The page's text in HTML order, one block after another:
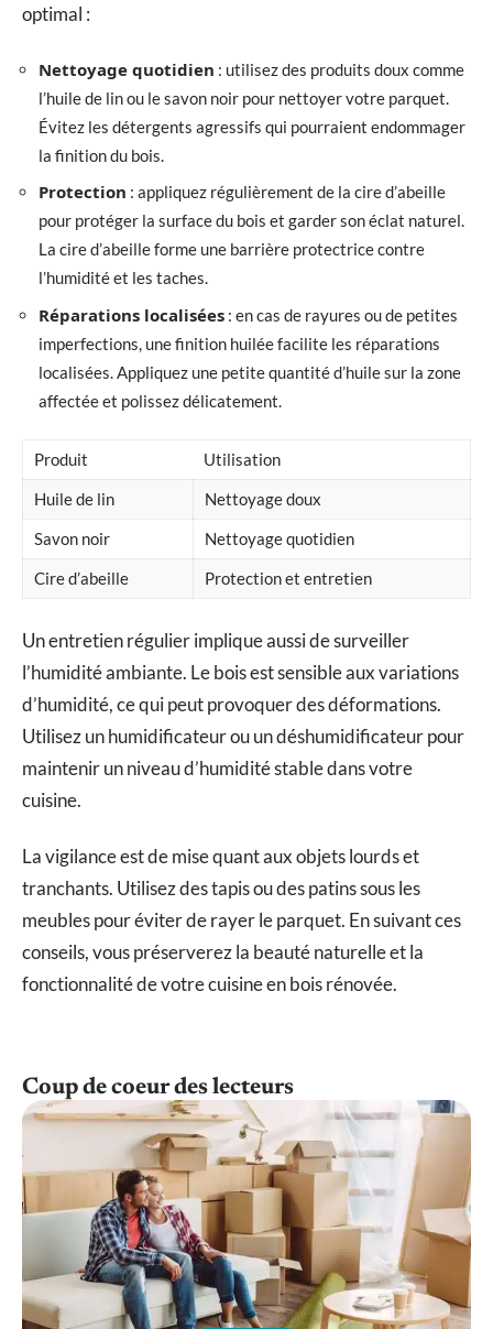
optimal :
Nettoyage quotidien : utilisez des produits doux comme
l’huile de lin ou le savon noir pour nettoyer votre parquet.
Évitez les détergents agressifs qui pourraient endommager
la finition du bois.
Protection : appliquez régulièrement de la cire d’abeille
pour protéger la surface du bois et garder son éclat naturel.
La cire d’abeille forme une barrière protectrice contre
l’humidité et les taches.
Réparations localisées : en cas de rayures ou de petites
imperfections, une finition huilée facilite les réparations
localisées. Appliquez une petite quantité d’huile sur la zone
affectée et polissez délicatement.
Produit
Utilisation
Huile de lin
Nettoyage doux
Savon noir
Nettoyage quotidien
Cire d’abeille
Protection et entretien
Un entretien régulier implique aussi de surveiller
l’humidité ambiante. Le bois est sensible aux variations
d’humidité, ce qui peut provoquer des déformations.
Utilisez un humidificateur ou un déshumidificateur pour
maintenir un niveau d’humidité stable dans votre
cuisine.
La vigilance est de mise quant aux objets lourds et
tranchants. Utilisez des tapis ou des patins sous les
meubles pour éviter de rayer le parquet. En suivant ces
conseils, vous préserverez la beauté naturelle et la
fonctionnalité de votre cuisine en bois rénovée.
Coup de coeur des lecteurs